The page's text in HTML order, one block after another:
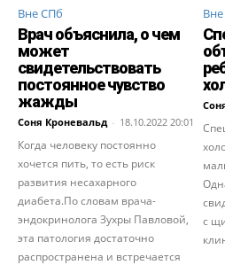
Вне СПб
Врач объяснила, о чем
может
свидетельствовать
постоянное чувство
жажды
Соня Кроневальд - 18.10.2022 20:01
Когда человеку постоянно
хочется пить, то есть риск
развития несахарного
диабета.По словам врача-
эндокринолога Зухры Павловой,
эта патология достаточно
распространена и встречается
с